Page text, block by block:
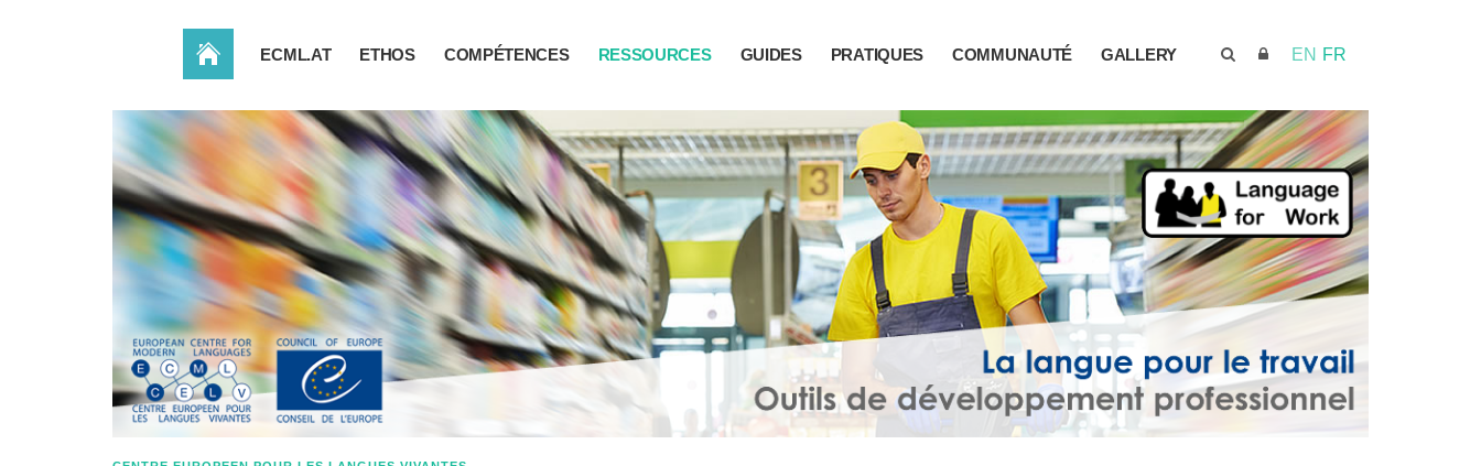
EN FR
ACCUEIL ECML.AT ETHOS COMPÉTENCES RESSOURCES GUIDES PRATIQUES COMMUNAUTÉ GALLERY